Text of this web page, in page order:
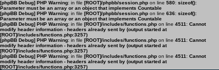
[phpBB Debug] PHP Warning: in file [ROOT]/phpbb/session.php on line 580: sizeof():
Parameter must be an array or an object that implements Countable
[phpBB Debug] PHP Warning: in file [ROOT]/phpbb/session.php on line 636: sizeof():
Parameter must be an array or an object that implements Countable
[phpBB Debug] PHP Warning: in file [ROOT]/includes/functions.php on line 4511 : Cannot
modify header information - headers already sent by (output started at
[ROOT]/includes/functions.php:3257)
[phpBB Debug] PHP Warning: in file [ROOT]/includes/functions.php on line 4511 : Cannot
modify header information - headers already sent by (output started at
[ROOT]/includes/functions.php:3257)
[phpBB Debug] PHP Warning: in file [ROOT]/includes/functions.php on line 4511 : Cannot
modify header information - headers already sent by (output started at
[ROOT]/includes/functions.php:3257)